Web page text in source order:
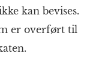
kan bevises.
er overført til